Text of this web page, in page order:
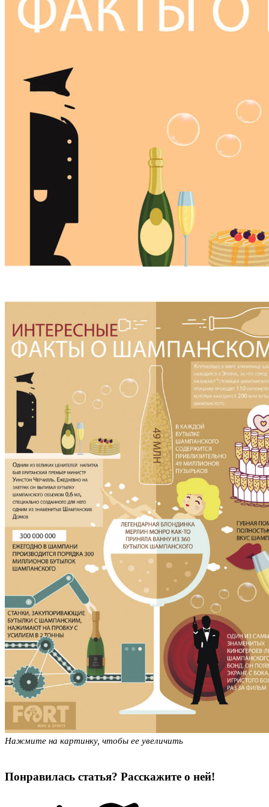
Нажмите на картинку, чтобы ее увеличить
Понравилась статья? Расскажите о ней!